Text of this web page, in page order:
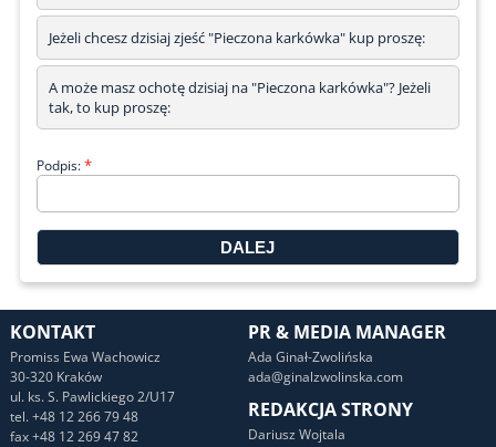
Jeżeli chcesz dzisiaj zjeść "Pieczona karkówka" kup proszę:
A może masz ochotę dzisiaj na "Pieczona karkówka"? Jeżeli
tak, to kup proszę:
Podpis:*
KONTAKT
Promiss Ewa Wachowicz
30-320 Kraków
ul. ks. S. Pawlickiego 2/U17
tel. +48 12 266 79 48
fax +48 12 269 47 82
PR & MEDIA MANAGER
Ada Ginał-Zwolińska
ada@ginalzwolinska.com
REDAKCJA STRONY
Dariusz Wojtala